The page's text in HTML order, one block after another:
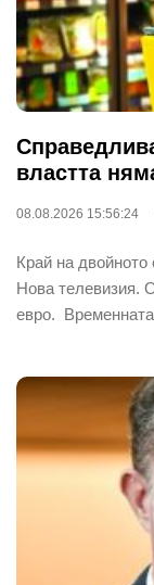
властта
08.08.2026 15:56:24
Край на двойното
Нова телевизия.
евро.